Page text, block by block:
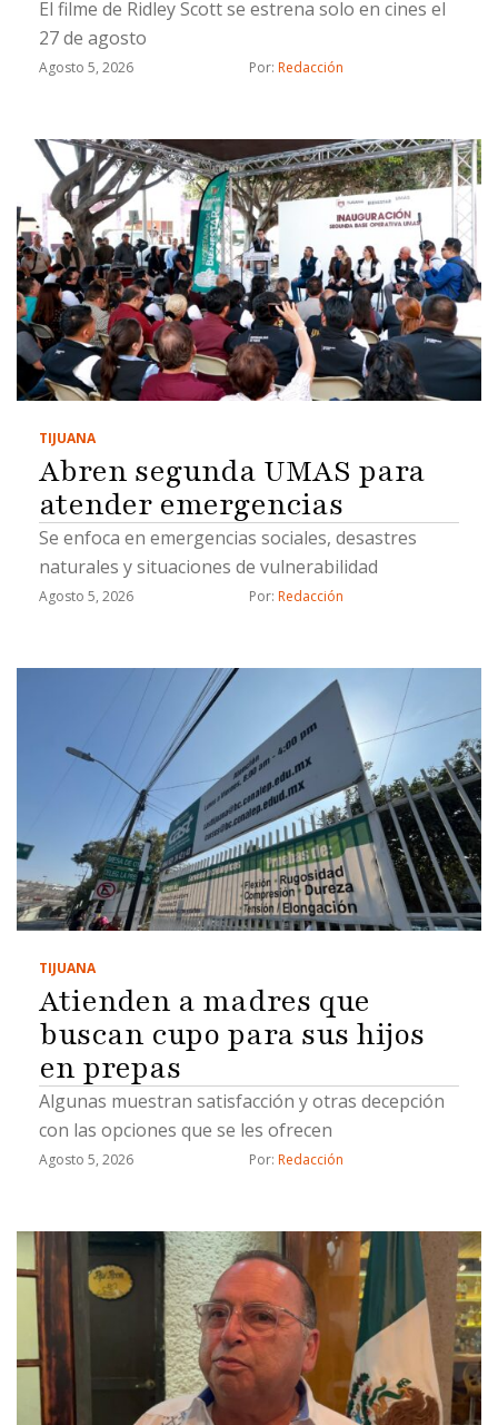
El filme de Ridley Scott se estrena solo en cines el
27 de agosto
Agosto 5, 2026 Por: Redacción
TIJUANA
Abren segunda UMAS para
atender emergencias
Se enfoca en emergencias sociales, desastres
naturales y situaciones de vulnerabilidad
Agosto 5, 2026 Por: Redacción
TIJUANA
Atienden a madres que
buscan cupo para sus hijos
en prepas
Algunas muestran satisfacción y otras decepción
con las opciones que se les ofrecen
Agosto 5, 2026 Por: Redacción